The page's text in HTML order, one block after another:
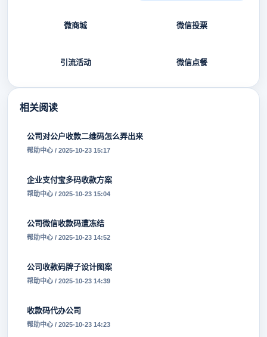
微商城 微信投票
引流活动 微信点餐
相关阅读
公司对公户收款二维码怎么弄出来
帮助中心 / 2025-10-23 15:17
企业支付宝多码收款方案
帮助中心 / 2025-10-23 15:04
公司微信收款码遭冻结
帮助中心 / 2025-10-23 14:52
公司收款码牌子设计图案
帮助中心 / 2025-10-23 14:39
收款码代办公司
帮助中心 / 2025-10-23 14:23